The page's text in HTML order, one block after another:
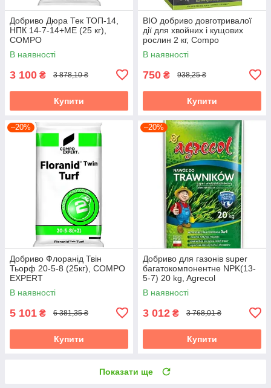
Добриво Дюра Тек ТОП-14,
НПК 14-7-14+МЕ (25 кг),
COMPO
В наявності
3 100 ₴ 3 878,10 ₴
Купити
BIO добриво довготривалої
дії для хвойних і кущових
рослин 2 кг, Compo
В наявності
750 ₴ 938,25 ₴
Купити
–20%
Добриво Флоранід Твін
Тьорф 20-5-8 (25кг), COMPO
EXPERT
В наявності
5 101 ₴ 6 381,35 ₴
Купити
–20%
Добриво для газонів super
багатокомпонентне NPK(13-
5-7) 20 kg, Agrecol
В наявності
3 012 ₴ 3 768,01 ₴
Купити
Показати ще